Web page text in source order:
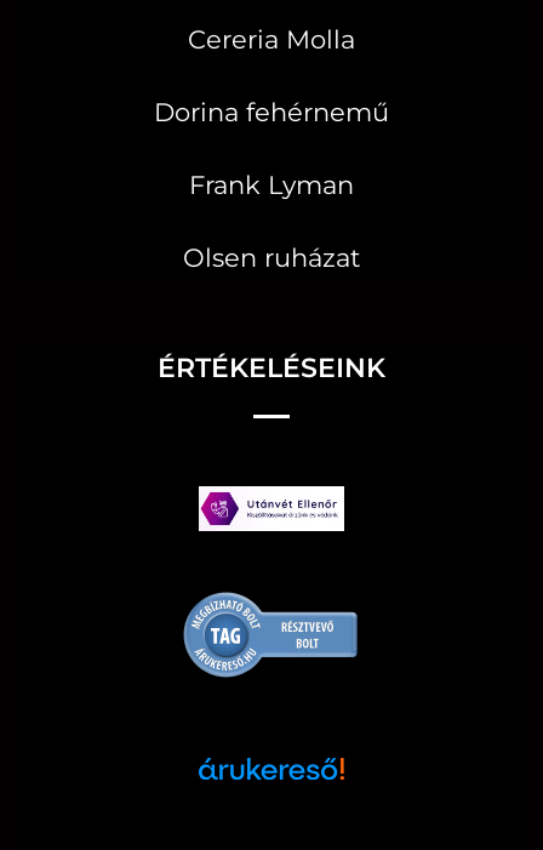
Cereria Molla
Dorina fehérnemű
Frank Lyman
Olsen ruházat
ÉRTÉKELÉSEINK